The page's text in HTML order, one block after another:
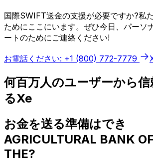
国際SWIFT送金の支援が必要ですか?私
ためにここにいます。ぜひ今日、パーソ
ートのためにご連絡ください!
お電話ください: +1 (800) 772-7779
何百万人のユーザーから
るXe
お金を送る準備はでき
AGRICULTURAL BANK
THE?